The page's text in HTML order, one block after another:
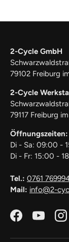
2-Cycle GmbH
79102 Freiburg
2-Cycle
79117 Freiburg
Öffnungszeiten:
Di - Sa: 09:00 -
Di - Fr: 15:00 -
Tel.: 0761
Mail: info@2-
FacebookYouTube